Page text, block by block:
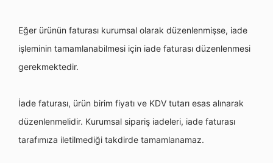
Eğer ürünün faturası kurumsal olarak düzenlenmişse, iade
işleminin tamamlanabilmesi için iade faturası düzenlenmesi
gerekmektedir.
İade faturası, ürün birim fiyatı ve KDV tutarı esas alınarak
düzenlenmelidir. Kurumsal sipariş iadeleri, iade faturası
tarafımıza iletilmediği takdirde tamamlanamaz.